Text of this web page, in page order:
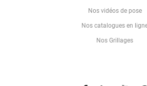
Nos vidéos de pose
Nos catalogues en
Nos Grillages